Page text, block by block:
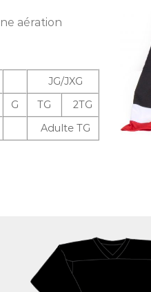
aération
JG/JXG
G TG
2TG
Adulte TG